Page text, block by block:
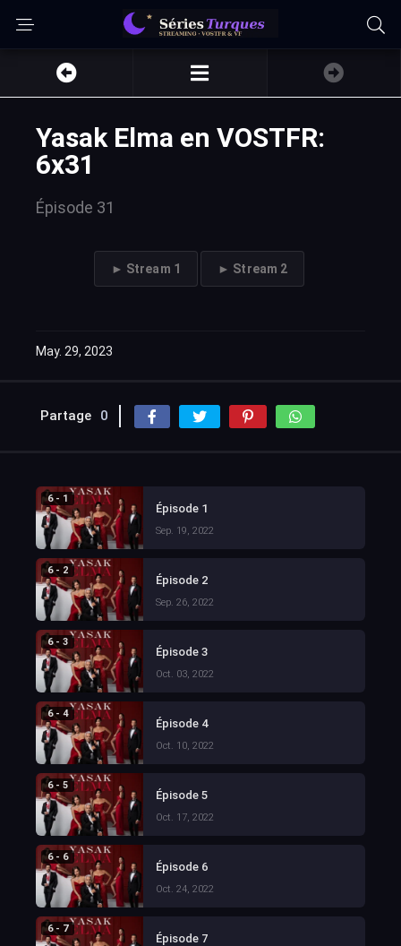
Yasak Elma en VOSTFR:
6x31
Épisode 31
► Stream 1 ► Stream 2
May. 29, 2023
Partage 0
6 - 1
Épisode 1
Sep. 19, 2022
6 - 2
Épisode 2
Sep. 26, 2022
6 - 3
Épisode 3
Oct. 03, 2022
6 - 4
Épisode 4
Oct. 10, 2022
6 - 5
Épisode 5
Oct. 17, 2022
6 - 6
Épisode 6
Oct. 24, 2022
6 - 7
Épisode 7